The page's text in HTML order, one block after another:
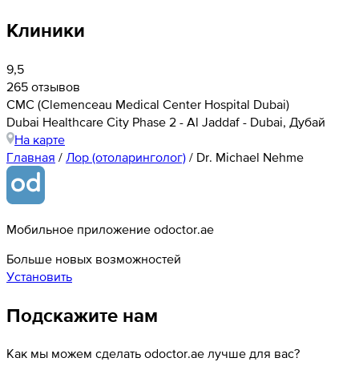
Клиники
9,5
265 отзывов
CMC (Clemenceau Medical Center Hospital Dubai)
Dubai Healthcare City Phase 2 - Al Jaddaf - Dubai, Дубай
На карте
Главная / Лор (отоларинголог) / Dr. Michael Nehme
Мобильное приложение odoctor.ae
Больше новых возможностей
Установить
Подскажите нам
Как мы можем сделать odoctor.ae лучше для вас?